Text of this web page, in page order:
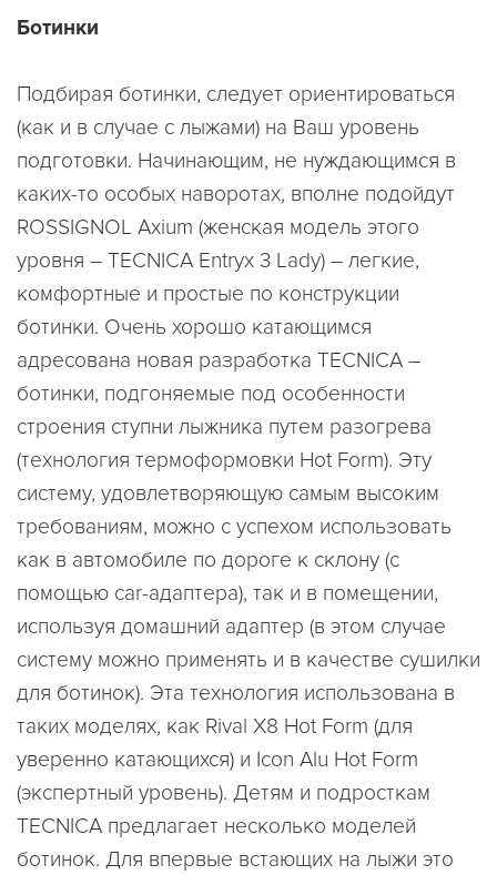
Ботинки
Подбирая ботинки, следует ориентироваться
(как и в случае с лыжами) на Ваш уровень
подготовки. Начинающим, не нуждающимся в
каких-то особых наворотах, вполне подойдут
ROSSIGNOL Axium (женская модель этого
уровня – TECNICA Entryx 3 Lady) – легкие,
комфортные и простые по конструкции
ботинки. Очень хорошо катающимся
адресована новая разработка TECNICA –
ботинки, подгоняемые под особенности
строения ступни лыжника путем разогрева
(технология термоформовки Hot Form). Эту
систему, удовлетворяющую самым высоким
требованиям, можно с успехом использовать
как в автомобиле по дороге к склону (с
помощью car-адаптера), так и в помещении,
используя домашний адаптер (в этом случае
систему можно применять и в качестве сушилки
для ботинок). Эта технология использована в
таких моделях, как Rival X8 Hot Form (для
уверенно катающихся) и Icon Alu Hot Form
(экспертный уровень). Детям и подросткам
TECNICA предлагает несколько моделей
ботинок. Для впервые встающих на лыжи это